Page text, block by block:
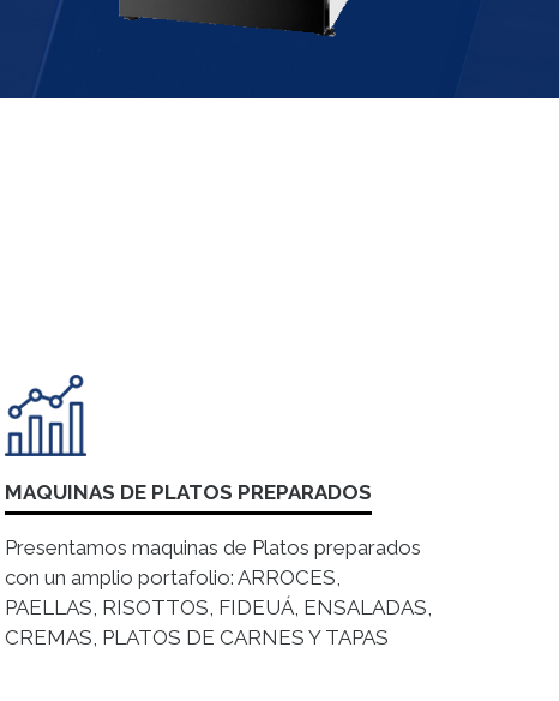
MAQUINAS DE PLATOS PREPARADOS
Presentamos maquinas de Platos preparados
con un amplio portafolio: ARROCES,
PAELLAS, RISOTTOS, FIDEUÁ, ENSALADAS,
CREMAS, PLATOS DE CARNES Y TAPAS